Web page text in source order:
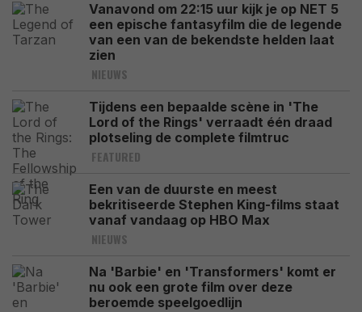
Vanavond om 22:15 uur kijk je op NET 5
een epische fantasyfilm die de legende
van een van de bekendste helden laat
zien
NIEUWS
Tijdens een bepaalde scène in 'The
Lord of the Rings' verraadt één draad
plotseling de complete filmtruc
FEATURED
Een van de duurste en meest
bekritiseerde Stephen King-films staat
vanaf vandaag op HBO Max
NIEUWS
Na 'Barbie' en 'Transformers' komt er
nu ook een grote film over deze
beroemde speelgoedlijn